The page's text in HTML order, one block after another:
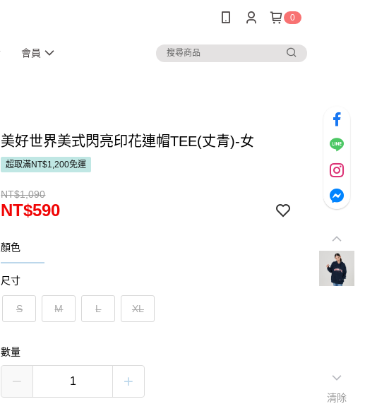
0
會員
美好世界美式閃亮印花連帽TEE(丈青)-女
超取滿NT$1,200免運
NT$1,090
NT$590
顏色
尺寸
S M L XL
數量
清除